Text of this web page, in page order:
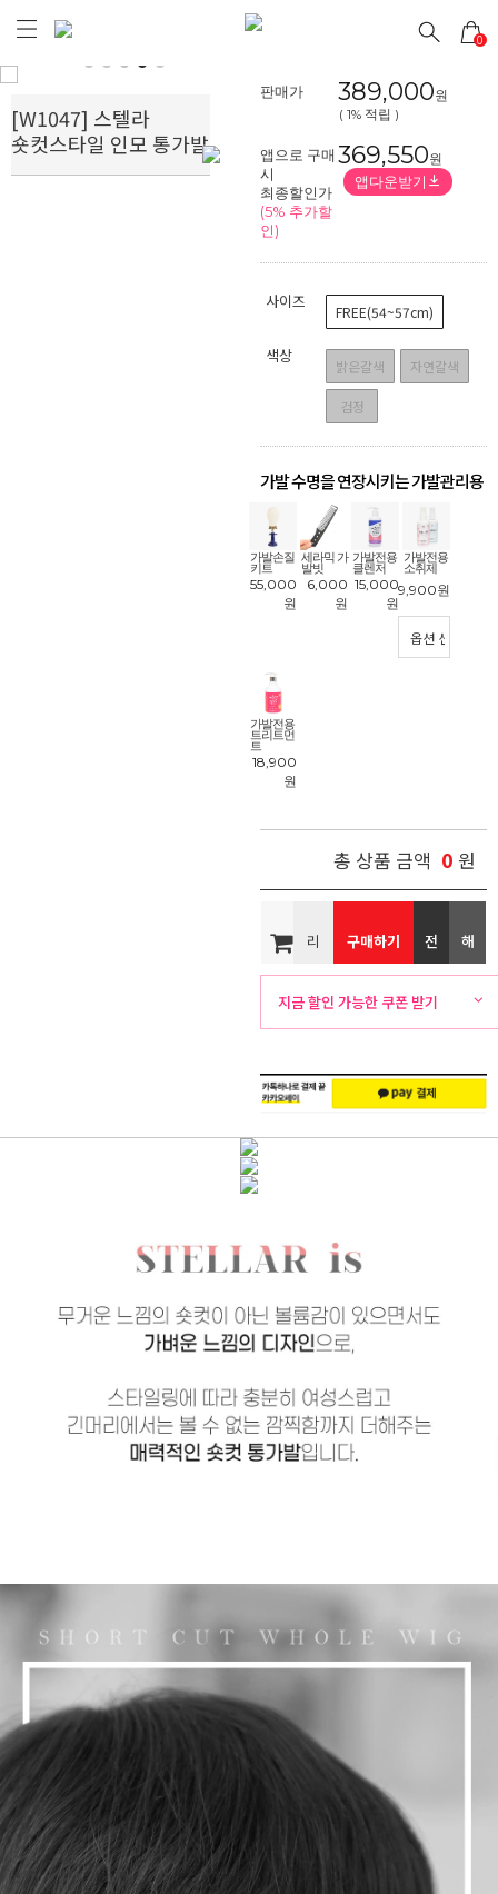
0
Next
[W1047] 스텔라
숏컷스타일 인모 통가발
판매가 389,000원
( 1% 적립 )
앱으로 구매
시
최종할인가
(5% 추가할
인)
369,550원
앱다운받기
사이즈
FREE(54~57cm)
색상
밝은갈색 자연갈색
검정
가발 수명을 연장시키는 가발관리용
품!
가발손질
키트
55,000
원
세라믹 가
발빗
6,000
원
가발전용
클렌저
15,000
원
가발전용
소취제
9,900원
가발전용
트리트먼
트
18,900
원
총 상품 금액 0 원
리
뷰
구매하기 전
화
문
해
외
송
지금 할인 가능한 쿠폰 받기